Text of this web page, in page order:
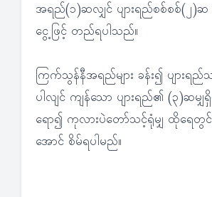
အရည်(၁)ဆလျှင် ပျားရည်စစ်စစ်(၂)ဆ ရ
ငွေ့ဖြင့် တည်ရပါသည်။
ကြက်သွန်နီအရည်များ ခန်း၍ ပျား
ပါလျင် ကျန်သော ပျားရည်၏ (၃)ဆမျှ
ရော၍ ကုလားပဲတော်သင့်ရုံမျှ ထိုရေတွင်
အောင် စိမ်ရပါမည်။